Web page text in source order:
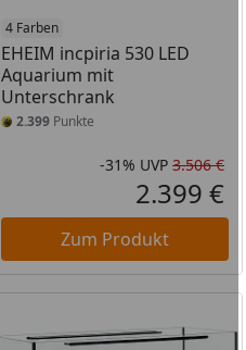
4 Farben
EHEIM incpiria 530 LED
Aquarium mit
Unterschrank
2.399 Punkte
-31% UVP 3.506 €
2.399 €
Zum Produkt